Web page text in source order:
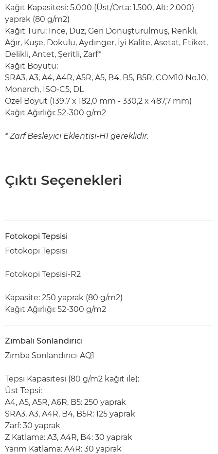
Kağıt Kapasitesi: 5.000 (Üst/Orta: 1.500, Alt: 2.000)
yaprak (80 g/m2)
Kağıt Türü: İnce, Düz, Geri Dönüştürülmüş, Renkli,
Ağır, Kuşe, Dokulu, Aydınger, İyi Kalite, Asetat, Etiket,
Delikli, Antet, Şeritli, Zarf*
Kağıt Boyutu:
SRA3, A3, A4, A4R, A5R, A5, B4, B5, B5R, COM10 No.10,
Monarch, ISO-C5, DL
Özel Boyut (139,7 x 182,0 mm - 330,2 x 487,7 mm)
Kağıt Ağırlığı: 52-300 g/m2
* Zarf Besleyici Eklentisi-H1 gereklidir.
Çıktı Seçenekleri
Fotokopi Tepsisi
Fotokopi Tepsisi
Fotokopi Tepsisi-R2
Kapasite: 250 yaprak (80 g/m2)
Kağıt Ağırlığı: 52-300 g/m2
Zımbalı Sonlandırıcı
Zımba Sonlandırıcı-AQ1
Tepsi Kapasitesi (80 g/m2 kağıt ile):
Üst Tepsi:
A4, A5, A5R, A6R, B5: 250 yaprak
SRA3, A3, A4R, B4, B5R: 125 yaprak
Zarf: 30 yaprak
Z Katlama: A3, A4R, B4: 30 yaprak
Yarım Katlama: A4R: 30 yaprak